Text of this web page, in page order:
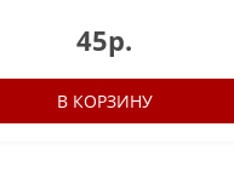
45р.
В КОРЗИНУ